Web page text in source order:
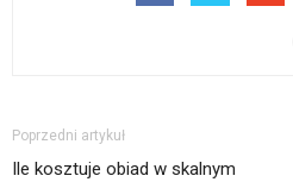
Poprzedni artykuł
Ile kosztuje obiad w skalnym